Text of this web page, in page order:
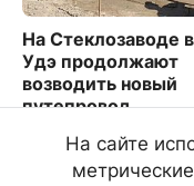
На Стеклозаводе
Удэ продолжают
возводить новый
путепровод
3929На сайте